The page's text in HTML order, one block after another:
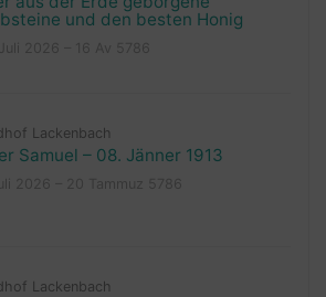
und den besten Honig
Lackenbach
Samuel – 08. Jänner 1913
Lackenbach